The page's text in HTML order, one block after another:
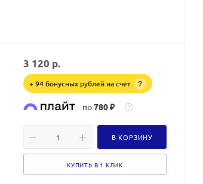
3 120 р.
+ 94 бонусных рублей на счет ?
по780 ₽ ?
В КОРЗИНУ
КУПИТЬ В 1 КЛИК